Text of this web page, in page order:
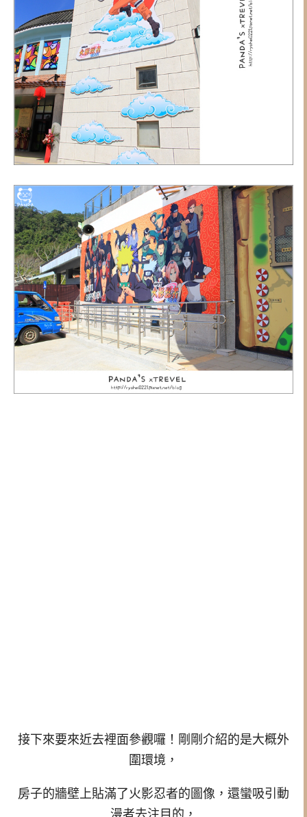
接下來要來近去裡面參觀囉！剛剛介紹的是大概外
圍環境，
房子的牆壁上貼滿了火影忍者的圖像，還蠻吸引動
漫者去注目的，